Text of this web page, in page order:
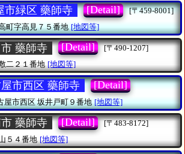
市緑区 藥師寺 [Detail]
[〒459-8001]
町字高見７５番地 [地図等]
藥師寺 [Detail]
[〒490-1207]
二２１番地 [地図等]
市西区 藥師寺 [Detail]
屋市西区坂井戸町９番地 [地図等]
藥師寺 [Detail]
[〒483-8172]
５４番地 [地図等]